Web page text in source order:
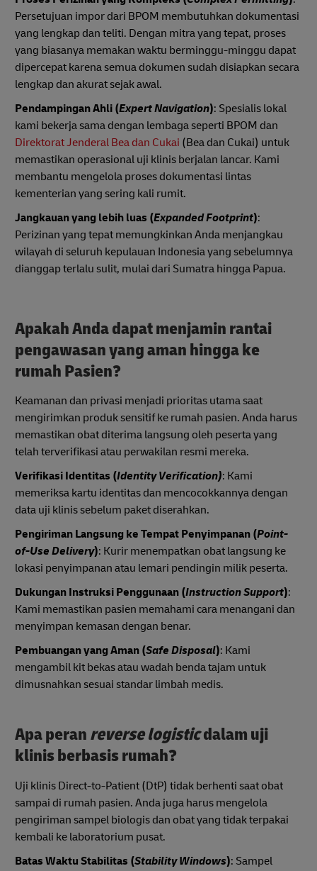
Persetujuan impor dari BPOM membutuhkan dokumentasi
yang lengkap dan teliti. Dengan mitra yang tepat, proses
yang biasanya memakan waktu berminggu-minggu dapat
dipercepat karena semua dokumen sudah disiapkan secara
lengkap dan akurat sejak awal.
Pendampingan Ahli (Expert Navigation): Spesialis lokal
kami bekerja sama dengan lembaga seperti BPOM dan
Direktorat Jenderal Bea dan Cukai (Bea dan Cukai) untuk
memastikan operasional uji klinis berjalan lancar. Kami
membantu mengelola proses dokumentasi lintas
kementerian yang sering kali rumit.
Jangkauan yang lebih luas (Expanded Footprint):
Perizinan yang tepat memungkinkan Anda menjangkau
wilayah di seluruh kepulauan Indonesia yang sebelumnya
dianggap terlalu sulit, mulai dari Sumatra hingga Papua.
Apakah Anda dapat menjamin rantai
pengawasan yang aman hingga ke
rumah Pasien?
Keamanan dan privasi menjadi prioritas utama saat
mengirimkan produk sensitif ke rumah pasien. Anda harus
memastikan obat diterima langsung oleh peserta yang
telah terverifikasi atau perwakilan resmi mereka.
Verifikasi Identitas (Identity Verification): Kami
memeriksa kartu identitas dan mencocokkannya dengan
data uji klinis sebelum paket diserahkan.
Pengiriman Langsung ke Tempat Penyimpanan (Point-
of-Use Delivery): Kurir menempatkan obat langsung ke
lokasi penyimpanan atau lemari pendingin milik peserta.
Dukungan Instruksi Penggunaan (Instruction Support):
Kami memastikan pasien memahami cara menangani dan
menyimpan kemasan dengan benar.
Pembuangan yang Aman (Safe Disposal): Kami
mengambil kit bekas atau wadah benda tajam untuk
dimusnahkan sesuai standar limbah medis.
Apa peran reverse logisticdalam uji
klinis berbasis rumah?
Uji klinis Direct-to-Patient (DtP) tidak berhenti saat obat
sampai di rumah pasien. Anda juga harus mengelola
pengiriman sampel biologis dan obat yang tidak terpakai
kembali ke laboratorium pusat.
Batas Waktu Stabilitas (Stability Windows): Sampel